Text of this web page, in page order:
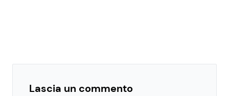
Lascia un commento